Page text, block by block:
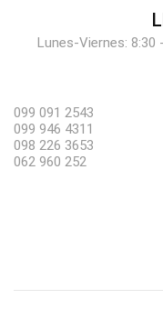
Lunes-Viernes: 8:30
099 091 2543
099 946 4311
098 226 3653
062 960 252